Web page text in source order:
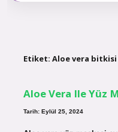
Etiket: Aloe vera bitkisi
Aloe Vera Ile Yüz
Tarih: Eylül 25, 2024